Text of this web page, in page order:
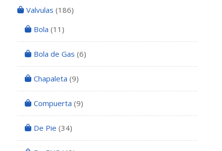
Valvulas (186)
Bola (11)
Bola de Gas (6)
Chapaleta (9)
Compuerta (9)
De Pie (34)